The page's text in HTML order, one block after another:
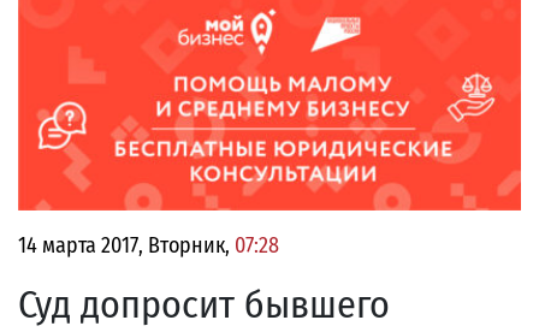
14 марта 2017, Вторник, 07:28
Суд допросит бывшего